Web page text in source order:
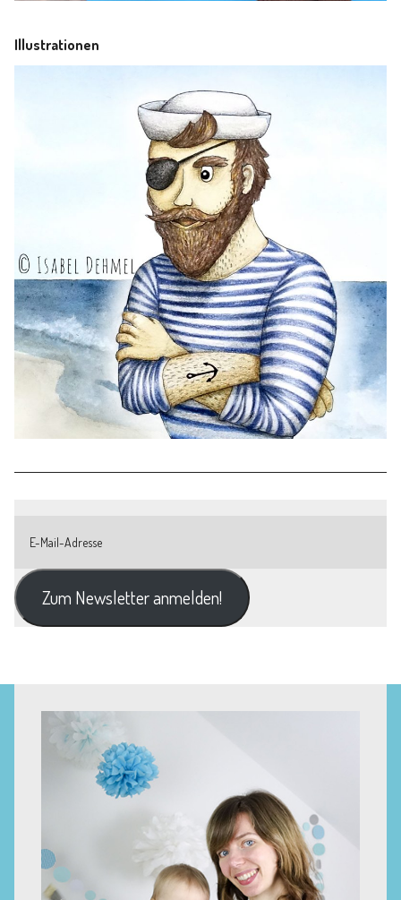
Illustrationen
Zum Newsletter anmelden!